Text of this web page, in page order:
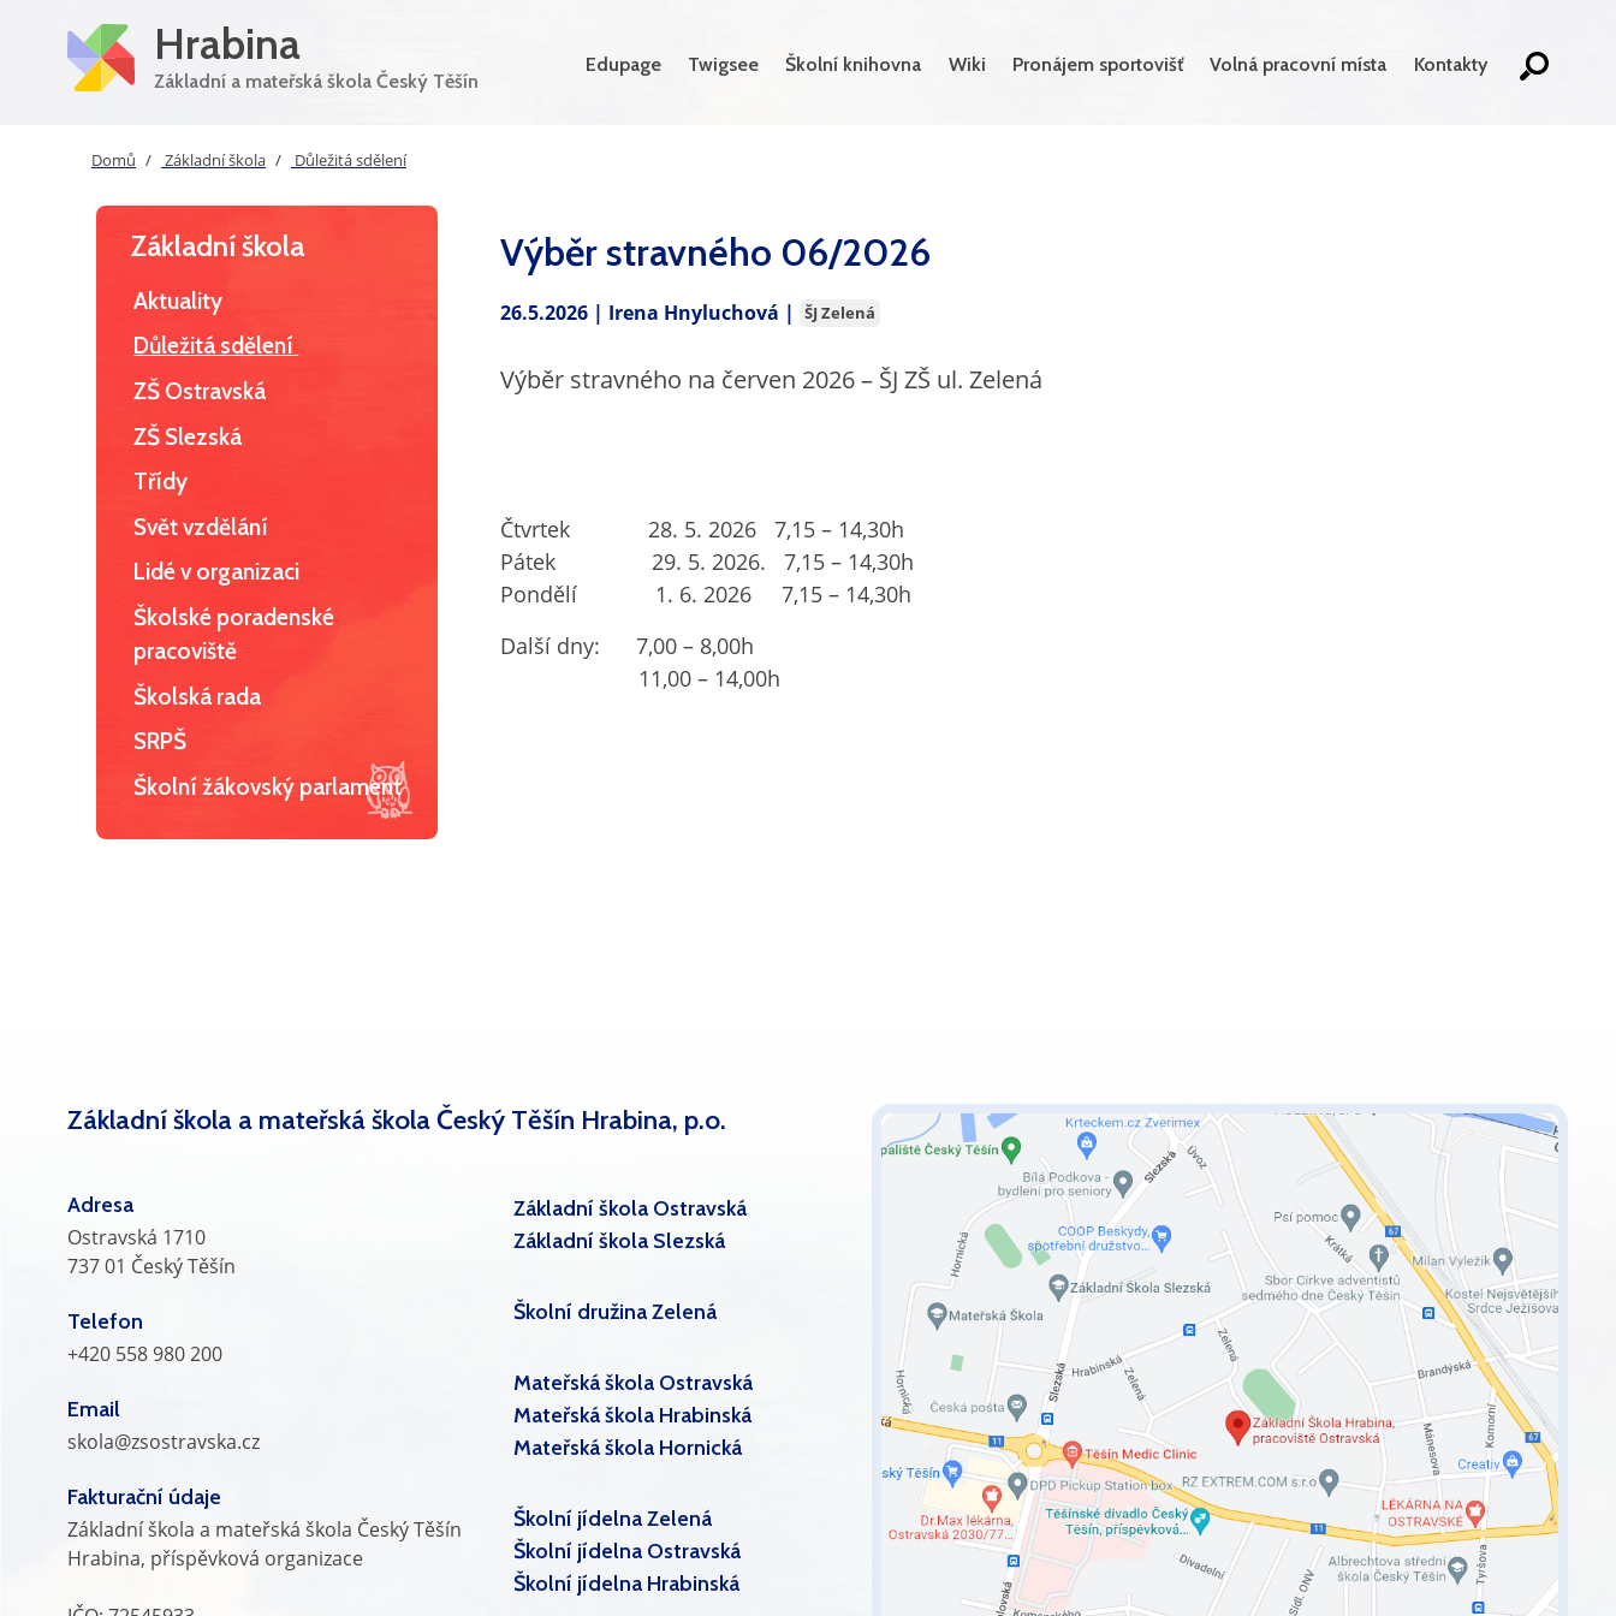
Hrabina
Základní a mateřská škola Český Těšín
Edupage Twigsee Školní knihovna Wiki Pronájem sportovišť Volná pracovní místa Kontakty
Domů Základní škola Důležitá sdělení
Základní škola
Aktuality
Důležitá sdělení
ZŠ Ostravská
ZŠ Slezská
Třídy
Svět vzdělání
Lidé v organizaci
Školské poradenské
pracoviště
Školská rada
SRPŠ
Školní žákovský parlament
Výběr stravného 06/2026
26.5.2026 | Irena Hnyluchová | ŠJ Zelená
Výběr stravného na červen 2026 – ŠJ ZŠ ul. Zelená
Čtvrtek 28. 5. 2026 7,15 – 14,30h
Pátek 29. 5. 2026. 7,15 – 14,30h
Pondělí 1. 6. 2026 7,15 – 14,30h
Další dny: 7,00 – 8,00h
11,00 – 14,00h
Základní škola a mateřská škola Český Těšín Hrabina, p.o.
Adresa
Ostravská 1710
737 01 Český Těšín
Telefon
+420 558 980 200
Email
skola@zsostravska.cz
Fakturační údaje
Základní škola a mateřská škola Český Těšín
Hrabina, příspěvková organizace
Základní škola Ostravská
Základní škola Slezská
Školní družina Zelená
Mateřská škola Ostravská
Mateřská škola Hrabinská
Mateřská škola Hornická
Školní jídelna Zelená
Školní jídelna Ostravská
Školní jídelna Hrabinská